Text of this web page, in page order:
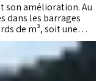
son amélioration. Au
dans les barrages
de m³, soit une
période de
global s’établit